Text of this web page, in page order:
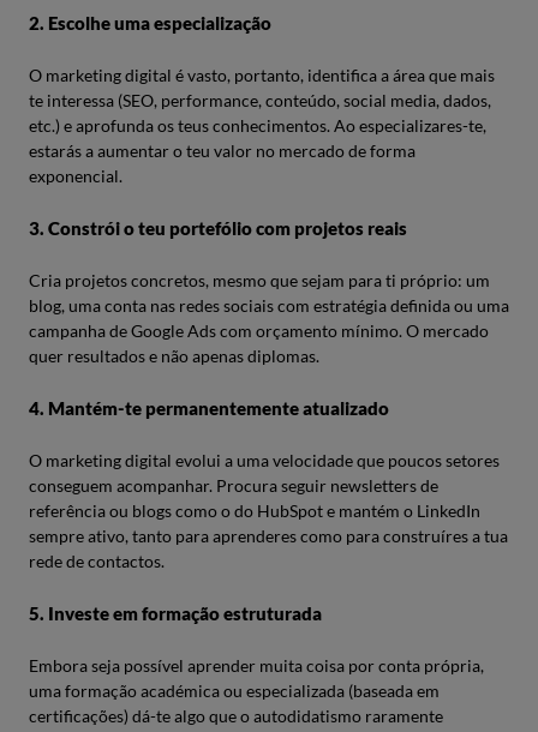
2. Escolhe uma especialização
O marketing digital é vasto, portanto, identifica a área que mais
te interessa (SEO, performance, conteúdo, social media, dados,
etc.) e aprofunda os teus conhecimentos. Ao especializares-te,
estarás a aumentar o teu valor no mercado de forma
exponencial.
3. Constrói o teu portefólio com projetos reais
Cria projetos concretos, mesmo que sejam para ti próprio: um
blog, uma conta nas redes sociais com estratégia definida ou uma
campanha de Google Ads com orçamento mínimo. O mercado
quer resultados e não apenas diplomas.
4. Mantém-te permanentemente atualizado
O marketing digital evolui a uma velocidade que poucos setores
conseguem acompanhar. Procura seguir newsletters de
referência ou blogs como o do HubSpot e mantém o LinkedIn
sempre ativo, tanto para aprenderes como para construíres a tua
rede de contactos.
5. Investe em formação estruturada
Embora seja possível aprender muita coisa por conta própria,
uma formação académica ou especializada (baseada em
certificações) dá-te algo que o autodidatismo raramente